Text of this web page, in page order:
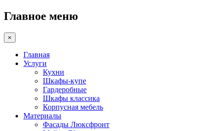
Главное меню
×
Главная
Услуги
Кухни
Шкафы-купе
Гардеробные
Шкафы классика
Корпусная мебель
Материалы
Фасады Люксфронт